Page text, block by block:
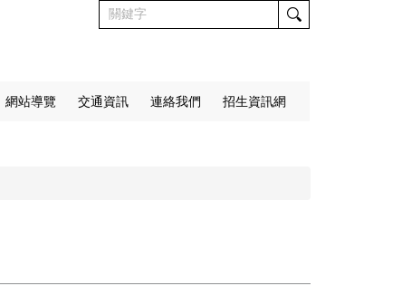
網站導覽 交通資訊 連絡我們 招生資訊網